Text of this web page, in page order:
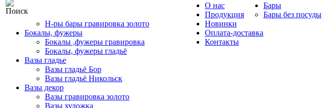
О нас
Продукция
Новинки
Оплата-доставка
Контакты
Бары
Бары без посуды
Н-ры бары гравировка золото
Бокалы, фужеры
Бокалы ,фужеры гравировка
Бокалы, фужеры гладьё
Вазы гладье
Вазы гладьё Бор
Вазы гладьё Никольск
Вазы декор
Вазы гравировка золото
Вазы художка